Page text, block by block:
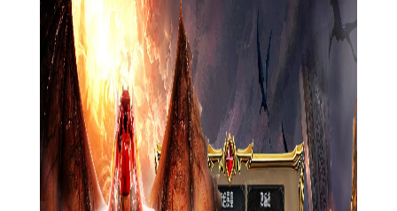
等，这些任务不仅提供了大量的经验和奖励，还能帮助玩家更好
地了解游戏的世界观和故事背景。
3. 多样的游戏玩法：游戏中包含了大量的副本、PVP玩法以及
公会战等。玩家可以通过挑战副本获得珍贵的装备和道具，通过
参与PVP活动展示自己的实力和技巧，还可以通过公会战与团队
成员一起赢得荣誉。
4. 庞大的世界观和地图：游戏拥有多个大陆、城市和副本，
每个地图都独具特色，拥有独特的风景和故事背景，给玩家提供